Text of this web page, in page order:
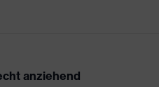
anziehend